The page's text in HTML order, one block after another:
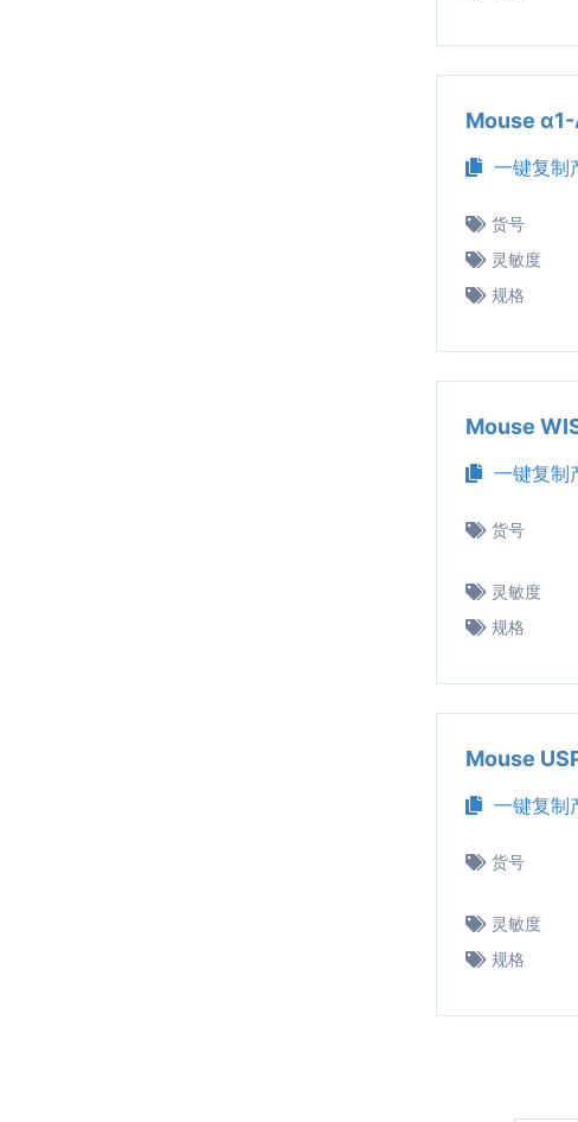
Mouse α1-
一键复制
货号
灵敏度
规格
Mouse
一键复制
货号
灵敏度
规格
Mouse
一键复制
货号
灵敏度
规格